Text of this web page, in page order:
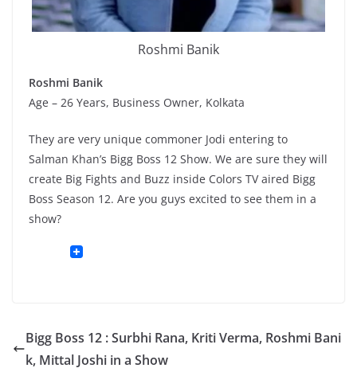
Roshmi Banik
Roshmi Banik
Age – 26 Years, Business Owner, Kolkata
They are very unique commoner Jodi entering to
Salman Khan’s Bigg Boss 12 Show. We are sure they will
create Big Fights and Buzz inside Colors TV aired Bigg
Boss Season 12. Are you guys excited to see them in a
show?
Bigg Boss 12 : Surbhi Rana, Kriti Verma, Roshmi Bani
k, Mittal Joshi in a Show